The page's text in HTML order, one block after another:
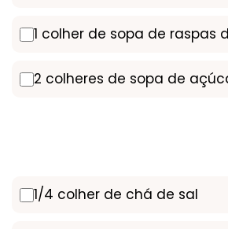
1 colher de sopa de raspas
2 colheres de sopa de
1/4 colher de chá de sal